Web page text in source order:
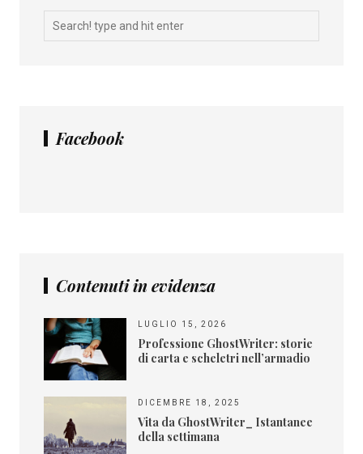
Facebook
Contenuti in evidenza
LUGLIO 15, 2026
Professione GhostWriter: storie
di carta e scheletri nell’armadio
DICEMBRE 18, 2025
Vita da GhostWriter_ Istantanee
della settimana